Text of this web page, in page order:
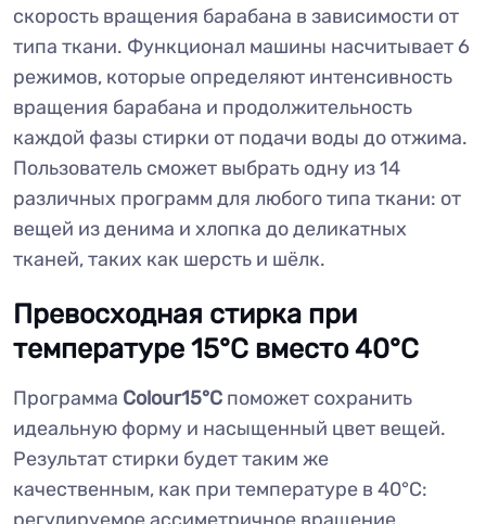
скорость вращения барабана в зависимости от
типа ткани. Функционал машины насчитывает 6
режимов, которые определяют интенсивность
вращения барабана и продолжительность
каждой фазы стирки от подачи воды до отжима.
Пользователь сможет выбрать одну из 14
различных программ для любого типа ткани: от
вещей из денима и хлопка до деликатных
тканей, таких как шерсть и шёлк.
Превосходная стирка при
температуре 15°С вместо 40°С
Программа Colour15°C поможет сохранить
идеальную форму и насыщенный цвет вещей.
Результат стирки будет таким же
качественным, как при температуре в 40°С: